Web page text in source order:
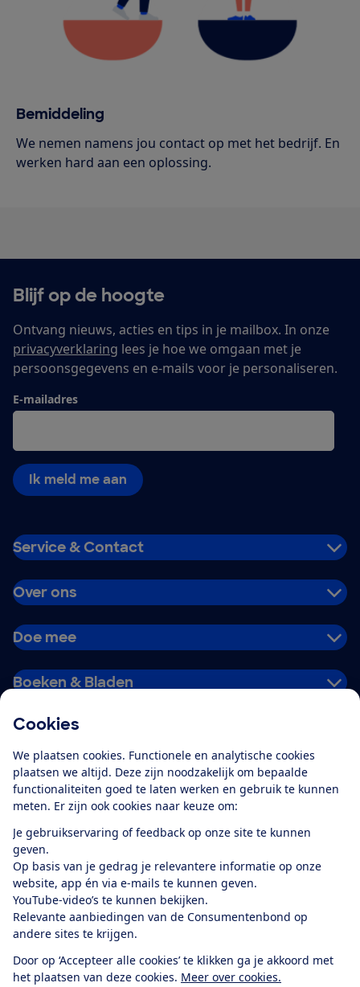
Cookies
We plaatsen cookies. Functionele en analytische cookies
plaatsen we altijd. Deze zijn noodzakelijk om bepaalde
functionaliteiten goed te laten werken en gebruik te kunnen
meten. Er zijn ook cookies naar keuze om:
Je gebruikservaring of feedback op onze site te kunnen
geven.
Op basis van je gedrag je relevantere informatie op onze
website, app én via e-mails te kunnen geven.
YouTube-video’s te kunnen bekijken.
Relevante aanbiedingen van de Consumentenbond op
andere sites te krijgen.
Door op ‘Accepteer alle cookies’ te klikken ga je akkoord met
het plaatsen van deze cookies. Meer over cookies.
Bemiddeling
We nemen namens jou contact op met het bedrijf. En
werken hard aan een oplossing.
Blijf op de hoogte
Ontvang nieuws, acties en tips in je mailbox. In onze
privacyverklaring lees je hoe we omgaan met je
persoonsgegevens en e-mails voor je personaliseren.
E-mailadres
Ik meld me aan
Service & Contact
Over ons
Doe mee
Boeken & Bladen
Alles over de
app
Algemene Voorwaarden
Privacyverklaring
Cookiebeleid
Privacyvoorkeuren
Toegankelijkheid
RSS-feed nieuws
Facebook
TwitterInstagram
YoutubeLinkedIn
12.901consumentenbeoordelen de Consumentenbondmet gemiddeld